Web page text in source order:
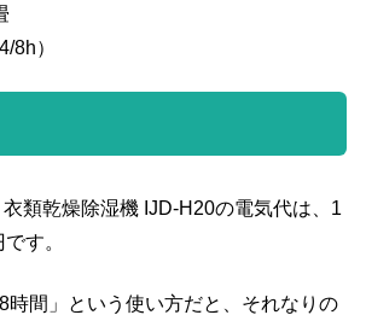
8h）
類乾燥除湿機 IJD-H20の電気代は、1
す。
時間」という使い方だと、それなりの